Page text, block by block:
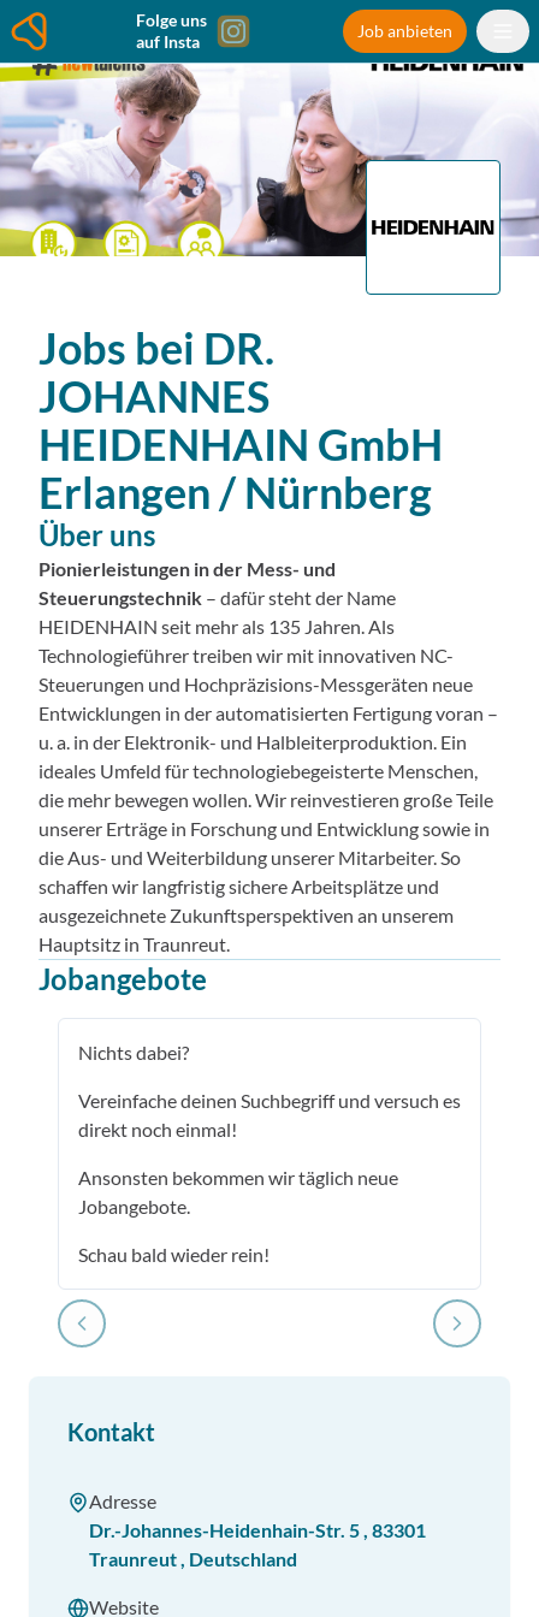
Folge uns
auf Insta
Job anbieten
Jobs bei DR.
JOHANNES
HEIDENHAIN GmbH
Erlangen / Nürnberg
Über uns
Pionierleistungen in der Mess- und
Steuerungstechnik – dafür steht der Name
HEIDENHAIN seit mehr als 135 Jahren. Als
Technologieführer treiben wir mit innovativen NC-
Steuerungen und Hochpräzisions-Messgeräten neue
Entwicklungen in der automatisierten Fertigung voran –
u. a. in der Elektronik- und Halbleiterproduktion. Ein
ideales Umfeld für technologiebegeisterte Menschen,
die mehr bewegen wollen. Wir reinvestieren große Teile
unserer Erträge in Forschung und Entwicklung sowie in
die Aus- und Weiterbildung unserer Mitarbeiter. So
schaffen wir langfristig sichere Arbeitsplätze und
ausgezeichnete Zukunftsperspektiven an unserem
Hauptsitz in Traunreut.
Jobangebote
Nichts dabei?
Vereinfache deinen Suchbegriff und versuch es
direkt noch einmal!
Ansonsten bekommen wir täglich neue
Jobangebote.
Schau bald wieder rein!
Kontakt
Adresse
Dr.-Johannes-Heidenhain-Str. 5, 83301
Traunreut, Deutschland
Website